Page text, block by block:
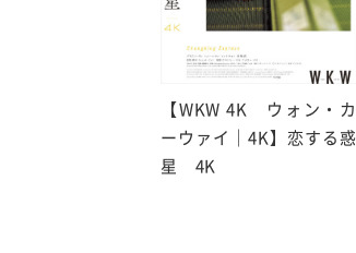
【WKW 4K ウォン・カ
ーウァイ｜4K】恋する惑
星 4K